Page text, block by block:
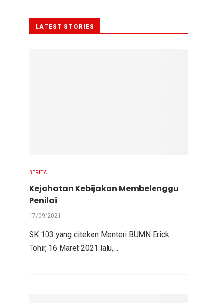
LATEST STORIES
BERITA
Kejahatan Kebijakan Membelenggu
Penilai
17/09/2021
SK 103 yang diteken Menteri BUMN Erick
Tohir, 16 Maret 2021 lalu,…